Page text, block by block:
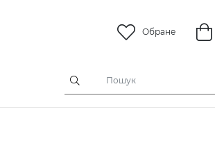
Обране